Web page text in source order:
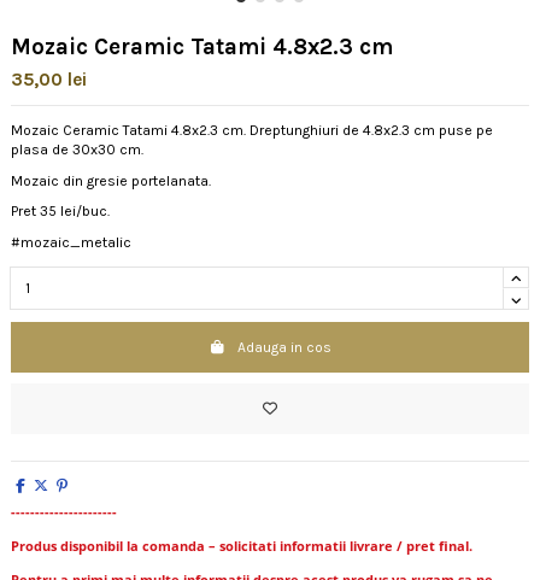
Mozaic Ceramic Tatami 4.8x2.3 cm
35,00 lei
Mozaic Ceramic Tatami 4.8x2.3 cm. Dreptunghiuri de 4.8x2.3 cm puse pe
plasa de 30x30 cm.
Mozaic din gresie portelanata.
Pret 35 lei/buc.
#mozaic_metalic
Adauga in cos
----------------------
Produs disponibil la comanda – solicitati informatii livrare / pret final.